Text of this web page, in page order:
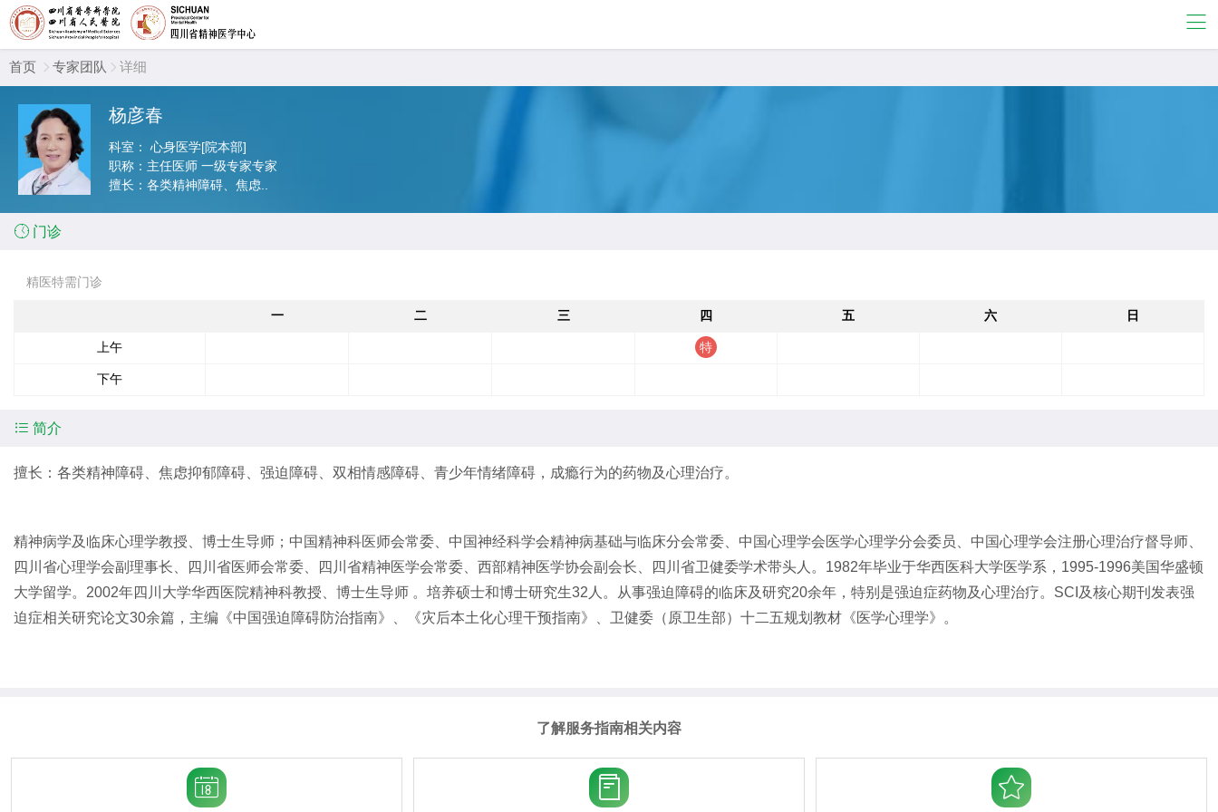
首页  专家团队  详细
杨彦春
科室：
心身医学[院本部]
职称： 主任医师 一级专家专家
擅长： 各类精神障碍、焦虑..
 门诊
精医特需门诊
一 二 三 四 五 六 日
上午
下午
 简介
擅长：各类精神障碍、焦虑抑郁障碍、强迫障碍、双相情感障碍、青少年情绪障碍，成瘾行为的药物及心理治疗。
精神病学及临床心理学教授、博士生导师；中国精神科医师会常委、中国神经科学会精神病基础与临床分会常委、中国心理学会医学心理学分会委员、中国心理学会注册心理治疗督导师、
四川省心理学会副理事长、四川省医师会常委、四川省精神医学会常委、西部精神医学协会副会长、四川省卫健委学术带头人。1982年毕业于华西医科大学医学系，1995-1996美国华盛顿
大学留学。2002年四川大学华西医院精神科教授、博士生导师 。培养硕士和博士研究生32人。从事强迫障碍的临床及研究20余年，特别是强迫症药物及心理治疗。SCI及核心期刊发表强
迫症相关研究论文30余篇，主编《中国强迫障碍防治指南》、《灾后本土化心理干预指南》、卫健委（原卫生部）十二五规划教材《医学心理学》。
了解服务指南相关内容
  